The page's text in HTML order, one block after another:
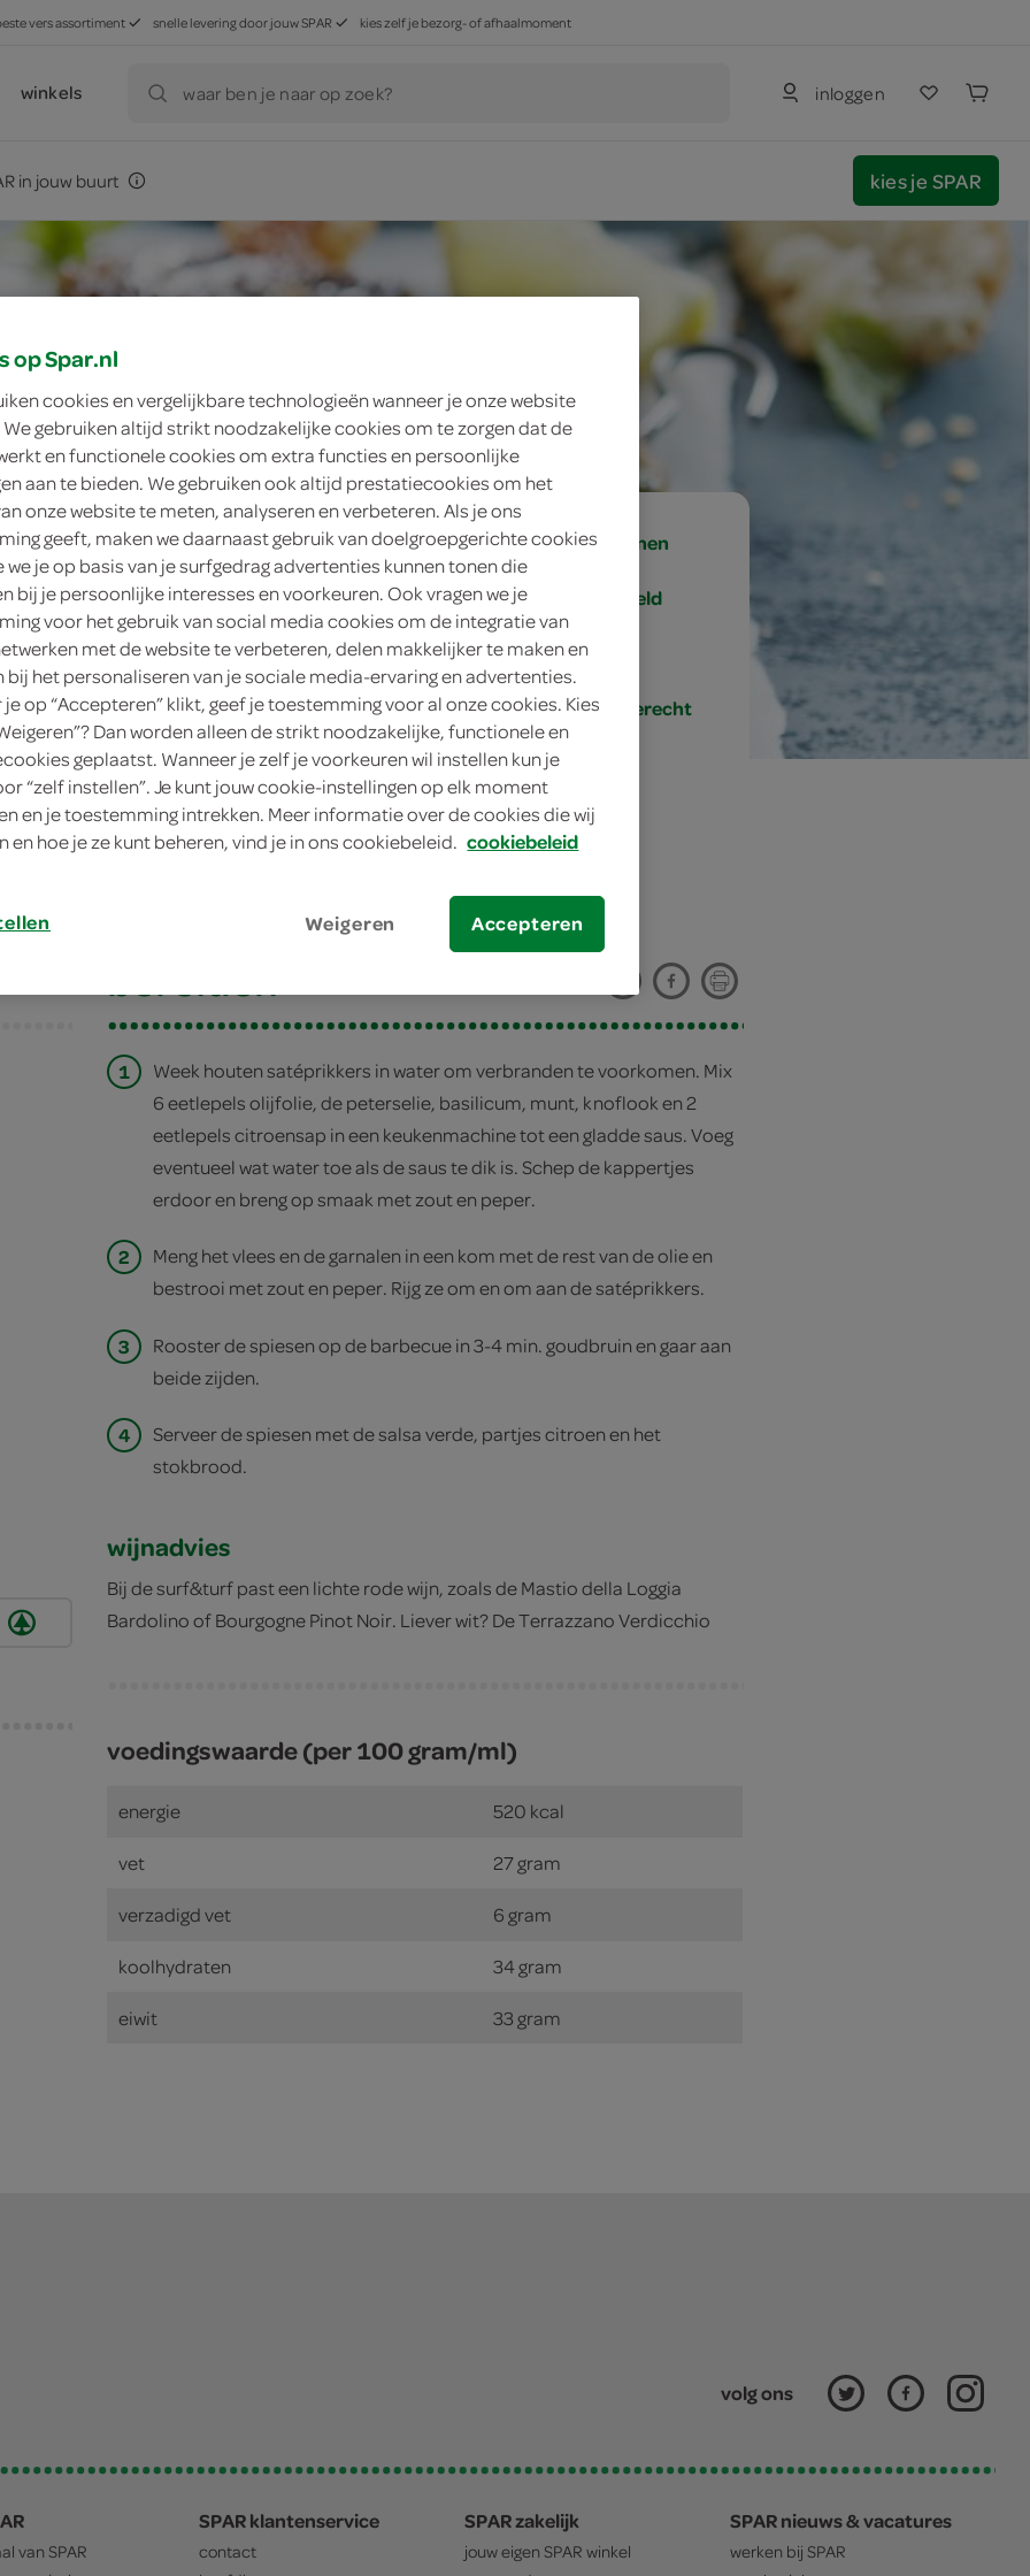
vers assortiment snelle levering door jouw SPAR kies zelf je bezorg- of afhaalmoment
winkels waar ben je naar op zoek? inloggen
in jouw buurt kies je SPAR
4 personen
gemiddeld
20 min.
hoofdgerecht
met salsa verde
met salsa verde
bereiden
1
Week houten satéprikkers in water om verbranden te voorkomen. Mix
6 eetlepels olijfolie, de peterselie, basilicum, munt, knoflook en 2
eetlepels citroensap in een keukenmachine tot een gladde saus. Voeg
eventueel wat water toe als de saus te dik is. Schep de kappertjes
erdoor en breng op smaak met zout en peper.
2
Meng het vlees en de garnalen in een kom met de rest van de olie en
bestrooi met zout en peper. Rijg ze om en om aan de satéprikkers.
3
Rooster de spiesen op de barbecue in 3-4 min. goudbruin en gaar aan
beide zijden.
4
Serveer de spiesen met de salsa verde, partjes citroen en het
stokbrood.
wijnadvies
Bij de surf&turf past een lichte rode wijn, zoals de Mastio della Loggia
Bardolino of Bourgogne Pinot Noir. Liever wit? De Terrazzano Verdicchio
voedingswaarde (per 100 gram/ml)
energie 520 kcal
vet 27 gram
verzadigd vet 6 gram
koolhydraten 34 gram
eiwit 33 gram
volg ons
van SPAR
SPAR klantenservice
contact
SPAR zakelijk
jouw eigen SPAR winkel
SPAR nieuws & vacatures
werken bij SPAR
op Spar.nl
cookies en vergelijkbare technologieën wanneer je onze website
gebruiken altijd strikt noodzakelijke cookies om te zorgen dat de
en functionele cookies om extra functies en persoonlijke
aan te bieden. We gebruiken ook altijd prestatiecookies om het
onze website te meten, analyseren en verbeteren. Als je ons
geeft, maken we daarnaast gebruik van doelgroepgerichte cookies
we je op basis van je surfgedrag advertenties kunnen tonen die
bij je persoonlijke interesses en voorkeuren. Ook vragen we je
voor het gebruik van social media cookies om de integratie van
met de website te verbeteren, delen makkelijker te maken en
bij het personaliseren van je sociale media-ervaring en advertenties.
je op “Accepteren” klikt, geef je toestemming voor al onze cookies. Kies
Dan worden alleen de strikt noodzakelijke, functionele en
geplaatst. Wanneer je zelf je voorkeuren wil instellen kun je
“zelf instellen”. Je kunt jouw cookie-instellingen op elk moment
en je toestemming intrekken. Meer informatie over de cookies die wij
en hoe je ze kunt beheren, vind je in ons cookiebeleid. cookiebeleid
Weigeren Accepteren